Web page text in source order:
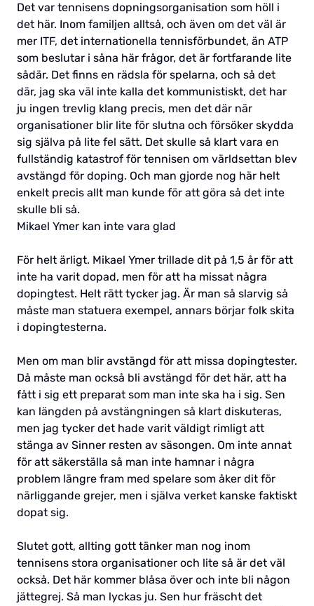
Det var tennisens dopningsorganisation som höll i
det här. Inom familjen alltså, och även om det väl är
mer ITF, det internationella tennisförbundet, än ATP
som beslutar i såna här frågor, det är fortfarande lite
sådär. Det finns en rädsla för spelarna, och så det
där, jag ska väl inte kalla det kommunistiskt, det har
ju ingen trevlig klang precis, men det där när
organisationer blir lite för slutna och försöker skydda
sig själva på lite fel sätt. Det skulle så klart vara en
fullständig katastrof för tennisen om världsettan blev
avstängd för doping. Och man gjorde nog här helt
enkelt precis allt man kunde för att göra så det inte
skulle bli så.
Mikael Ymer kan inte vara glad
För helt ärligt. Mikael Ymer trillade dit på 1,5 år för att
inte ha varit dopad, men för att ha missat några
dopingtest. Helt rätt tycker jag. Är man så slarvig så
måste man statuera exempel, annars börjar folk skita
i dopingtesterna.
Men om man blir avstängd för att missa dopingtester.
Då måste man också bli avstängd för det här, att ha
fått i sig ett preparat som man inte ska ha i sig. Sen
kan längden på avstängningen så klart diskuteras,
men jag tycker det hade varit väldigt rimligt att
stänga av Sinner resten av säsongen. Om inte annat
för att säkerställa så man inte hamnar i några
problem längre fram med spelare som åker dit för
närliggande grejer, men i själva verket kanske faktiskt
dopat sig.
Slutet gott, allting gott tänker man nog inom
tennisens stora organisationer och lite så är det väl
också. Det här kommer blåsa över och inte bli någon
jättegrej. Så man lyckas ju. Sen hur fräscht det